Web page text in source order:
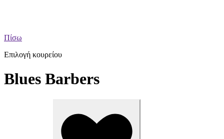
Πίσω
Επιλογή κουρείου
Blues Barbers